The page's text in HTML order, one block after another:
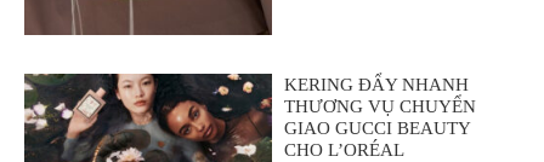
KERING ĐẨY NHANH
THƯƠNG VỤ CHUYỂN
GIAO GUCCI BEAUTY
CHO L’ORÉAL